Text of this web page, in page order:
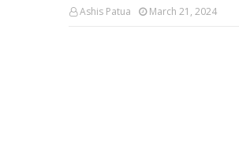
Ashis Patua March 21, 2024